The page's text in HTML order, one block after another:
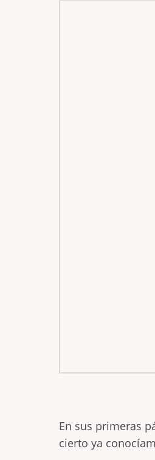
En sus primeras
cierto ya